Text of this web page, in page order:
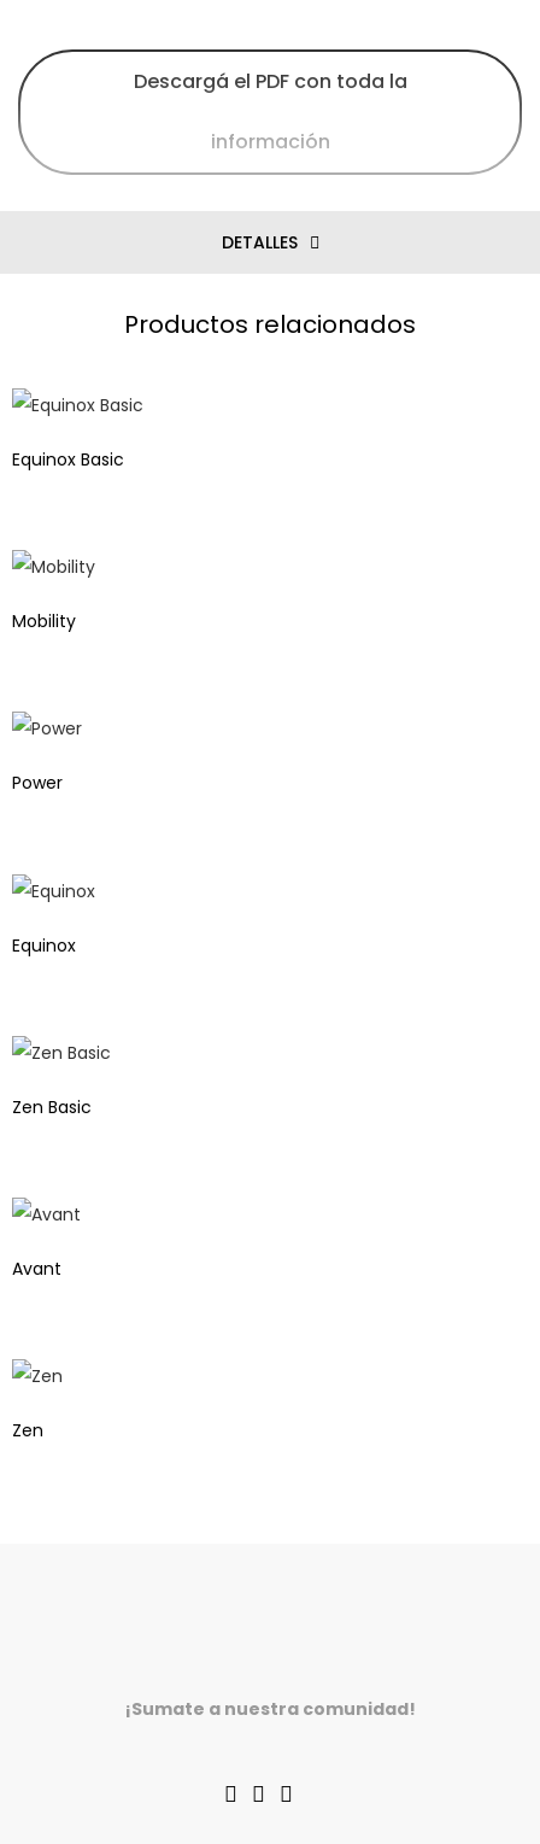
Descargá el PDF con toda la
información
DETALLES
Productos relacionados
Equinox Basic
Mobility
Power
Equinox
Zen Basic
Avant
Zen
¡Sumate a nuestra comunidad!